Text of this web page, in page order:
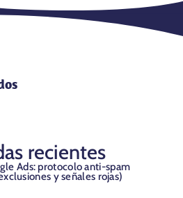
recientes
Ads: protocolo anti-spam
y señales rojas)